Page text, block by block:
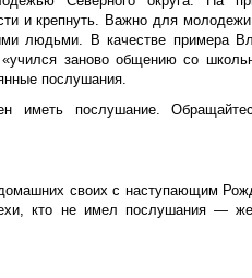
и крепнуть. Важно для
людьми. В качестве примера
заново общению со
послушания.
послушание.
своих с наступающим
кто не имел послушания —